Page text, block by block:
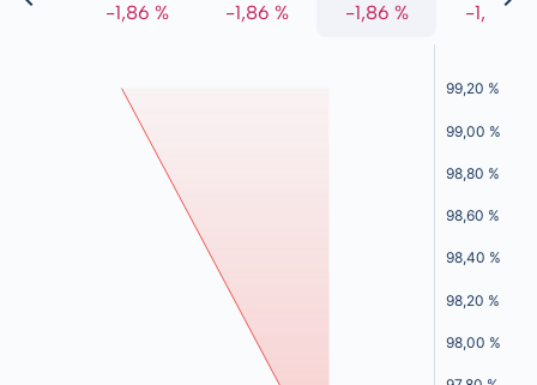
% -1,86 % -1,86 % -1,86 % -1,86 %